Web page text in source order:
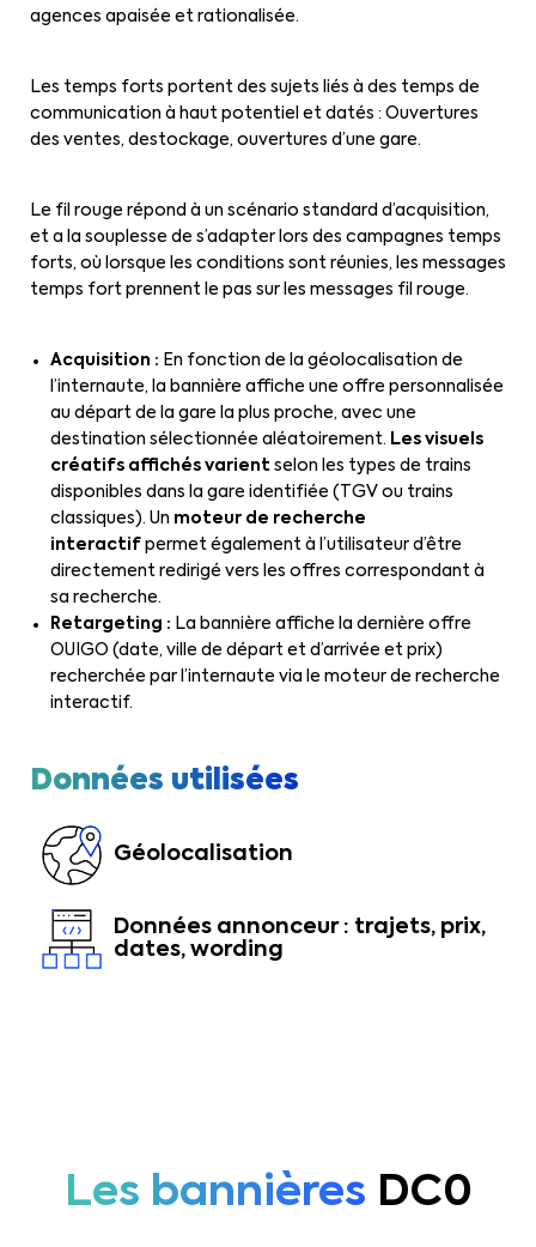
agences apaisée et rationalisée.
Les temps forts portent des sujets liés à des temps de
communication à haut potentiel et datés : Ouvertures
des ventes, destockage, ouvertures d’une gare.
Le fil rouge répond à un scénario standard d’acquisition,
et a la souplesse de s’adapter lors des campagnes temps
forts, où lorsque les conditions sont réunies, les messages
temps fort prennent le pas sur les messages fil rouge.
Acquisition : En fonction de la géolocalisation de
l’internaute, la bannière affiche une offre personnalisée
au départ de la gare la plus proche, avec une
destination sélectionnée aléatoirement. Les visuels
créatifs affichés varient selon les types de trains
disponibles dans la gare identifiée (TGV ou trains
classiques). Un moteur de recherche
interactif permet également à l’utilisateur d’être
directement redirigé vers les offres correspondant à
sa recherche.
Retargeting : La bannière affiche la dernière offre
OUIGO (date, ville de départ et d’arrivée et prix)
recherchée par l’internaute via le moteur de recherche
interactif.
Données utilisées
Géolocalisation
Données annonceur : trajets, prix,
dates, wording
Les bannières DC0